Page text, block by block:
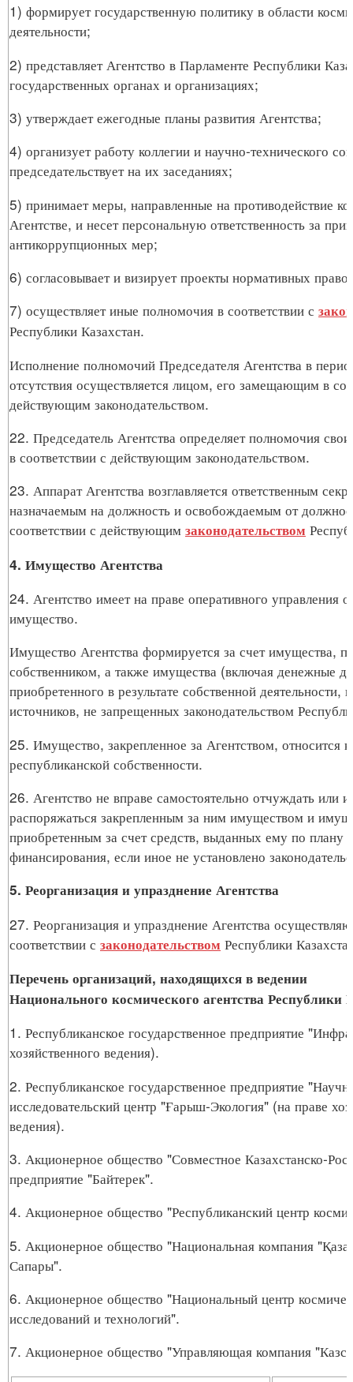
1) формирует государственную политику в области
деятельности;
2) представляет Агентство в Парламенте Республики
государственных органах и организациях;
3) утверждает ежегодные планы развития Агентства;
4) организует работу коллегии и научно-технического
председательствует на их заседаниях;
5) принимает меры, направленные на противодействие
Агентстве, и несет персональную ответственность за
антикоррупционных мер;
6) согласовывает и визирует проекты нормативных
7) осуществляет иные полномочия в соответствии с
Республики Казахстан.
Исполнение полномочий Председателя Агентства в
отсутствия осуществляется лицом, его замещающим в
действующим законодательством.
22. Председатель Агентства определяет полномочия
в соответствии с действующим законодательством.
23. Аппарат Агентства возглавляется ответственным
назначаемым на должность и освобождаемым от
соответствии с действующим законодательством
4. Имущество Агентства
24. Агентство имеет на праве оперативного управления
имущество.
Имущество Агентства формируется за счет имущества,
собственником, а также имущества (включая денежные
приобретенного в результате собственной деятельности,
источников, не запрещенных законодательством
25. Имущество, закрепленное за Агентством, относится к
республиканской собственности.
26. Агентство не вправе самостоятельно отчуждать или
распоряжаться закрепленным за ним имуществом и
приобретенным за счет средств, выданных ему по плану
финансирования, если иное не установлено
5. Реорганизация и упразднение Агентства
27. Реорганизация и упразднение Агентства
соответствии с законодательством Республики
Перечень организаций, находящихся в ведении
Национального космического агентства Республики
1. Республиканское государственное предприятие
хозяйственного ведения).
2. Республиканское государственное предприятие
исследовательский центр "Ғарыш-Экология" (на праве
ведения).
3. Акционерное общество "Совместное Казахстанско-
предприятие "Байтерек".
4. Акционерное общество "Республиканский центр
5. Акционерное общество "Национальная компания
Сапары".
6. Акционерное общество "Национальный центр
исследований и технологий".
7. Акционерное общество "Управляющая компания